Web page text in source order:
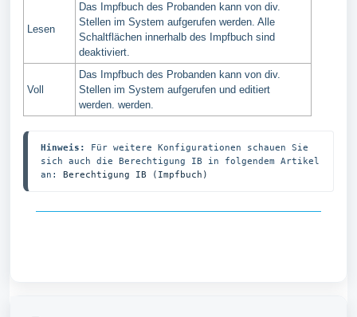
Lesen
Das Impfbuch des Probanden kann von div.
Stellen im System aufgerufen werden. Alle
Schaltflächen innerhalb des Impfbuch sind
deaktiviert.
Voll
Das Impfbuch des Probanden kann von div.
Stellen im System aufgerufen und editiert
werden. werden.
Hinweis: Für weitere Konfigurationen schauen Sie
sich auch die Berechtigung IB in folgendem Artikel
an: Berechtigung IB (Impfbuch)